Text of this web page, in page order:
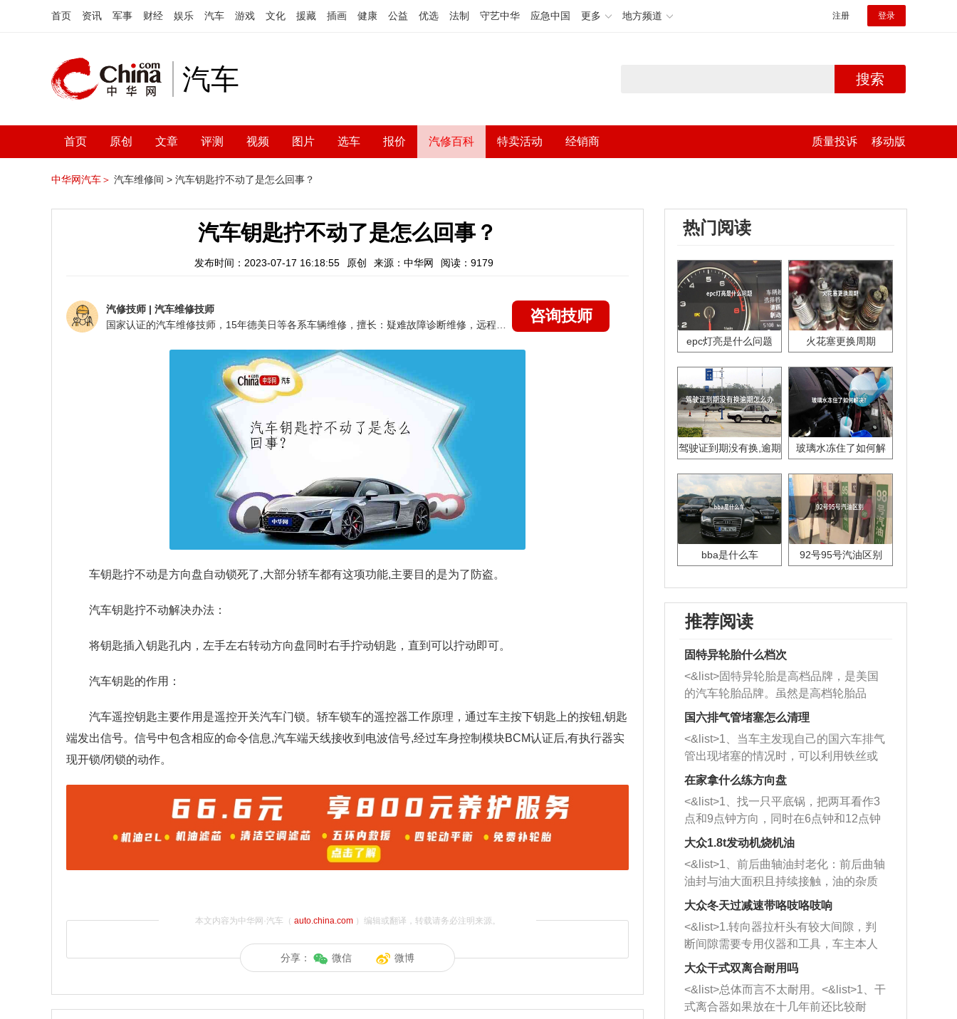
首页 资讯 军事 财经 娱乐 汽车 游戏 文化 援藏 插画 健康 公益 优选 法制 守艺中华 应急中国 更多 地方频道 注册 登录
汽车 搜索
首页 原创 文章 评测 视频 图片 选车 报价 汽修百科 特卖活动 经销商 质量投诉 移动版
中华网汽车＞ 汽车维修间 > 汽车钥匙拧不动了是怎么回事？
汽车钥匙拧不动了是怎么回事？
发布时间：2023-07-17 16:18:55 原创 来源：中华网 阅读：9179
汽修技师 | 汽车维修技师
咨询技师
车钥匙拧不动是方向盘自动锁死了,大部分轿车都有这项功能,主要目的是为了防盗。
汽车钥匙拧不动解决办法：
将钥匙插入钥匙孔内，左手左右转动方向盘同时右手拧动钥匙，直到可以拧动即可。
汽车钥匙的作用：
汽车遥控钥匙主要作用是遥控开关汽车门锁。轿车锁车的遥控器工作原理，通过车主按下钥匙上的按钮,钥匙
端发出信号。信号中包含相应的命令信息,汽车端天线接收到电波信号,经过车身控制模块BCM认证后,有执行器实
现开锁/闭锁的动作。
本文内容为中华网·汽车（ auto.china.com）编辑或翻译，转载请务必注明来源。
分享： 微信 微博
热门阅读
epc灯亮是什么问题 火花塞更换周期
驾驶证到期没有换,逾期
玻璃水冻住了如何解
bba是什么车 92号95号汽油区别
推荐阅读
固特异轮胎什么档次
<&list>固特异轮胎是高档品牌，是美国
的汽车轮胎品牌。虽然是高档轮胎品
牌，但是中高低端的轮胎都有生产，这
也是为了更好的开拓市场。
国六排气管堵塞怎么清理
<&list>1、当车主发现自己的国六车排气
管出现堵塞的情况时，可以利用铁丝或
者是细棍，直接将杂物给取出来，如果
堵塞情况比较严重，也可以采取应急措
施。 <&list>2、直接利用木棍将所有的
杂物推到排气管里面的位置处，然后将
三元催化器拆解开，就可以将堵塞的东
西取出来。但如果是因为积碳过多引起
的堵塞，就需要将三元催化器泡在草酸
洗剂对堵塞的情况得到解决，将清洗剂
放在燃油箱中，与燃油混合后，车辆启
动时，就可以和汽油一起进入到燃烧
室，最后形成废气排出，就可以让三元
催化器得到清洗，排气管堵塞的情况就
能够得到解决。
在家拿什么练方向盘
<&list>1、找一只平底锅，把两耳看作3
点和9点钟方向，同时在6点钟和12点钟
方向做一个标记。 <&list>2、双手握住
一圈半的练习，往右同样也要打相同的
圈数。 <&list>3、最后强调要反复练
习，这样就可以形成肌肉记忆，在真实
驾驶车辆时，不需要记忆也能打好方
向。
大众1.8t发动机烧机油
<&list>1、前后曲轴油封老化：前后曲轴
油封与油大面积且持续接触，油的杂质
和发动机内持续温度变化使其密封效果
逐渐减弱，导致渗油或漏油。<&list>2、
活塞间隙过大：积碳会使活塞环与缸体
的间隙扩大，导致机油流入燃烧室中，
造成烧机油。<&list>3、机油粘度。使用
机油粘度过小的话，同样会有烧机油现
象，机油粘度过小具有很好的流动性，
大众冬天过减速带咯吱咯吱响
<&list>1.转向器拉杆头有较大间隙，判
断间隙需要专用仪器和工具，车主本人
无法制作，需要将车辆送到修理厂或4s
店；<&list>2.车辆半轴套管防尘罩破
裂，破裂后会出现漏油现象，使半轴磨
损严重，磨损的半轴容易损坏，产生异
大众干式双离合耐用吗
<&list>总体而言不太耐用。<&list>1、干
式离合器如果放在十几年前还比较耐